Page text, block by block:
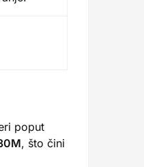
poput
, što čini